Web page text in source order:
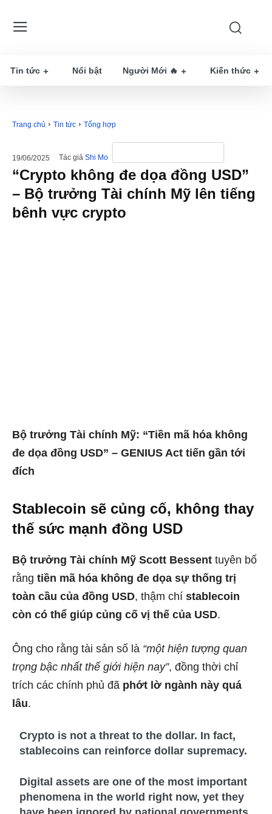
Tin tức Nổi bật Người Mới 🔥 Kiến thức
Trang chủ Tin tức Tổng hợp
19/06/2025 Tác giả Shi Mo
“Crypto không đe dọa đồng USD”
– Bộ trưởng Tài chính Mỹ lên tiếng
bênh vực crypto
Bộ trưởng Tài chính Mỹ: “Tiền mã hóa không
đe dọa đồng USD” – GENIUS Act tiến gần tới
đích
Stablecoin sẽ củng cố, không thay
thế sức mạnh đồng USD
Bộ trưởng Tài chính Mỹ Scott Bessent tuyên bố
rằng tiền mã hóa không đe dọa sự thống trị
toàn cầu của đồng USD, thậm chí stablecoin
còn có thể giúp củng cố vị thế của USD.
Ông cho rằng tài sản số là “một hiện tượng quan
trọng bậc nhất thế giới hiện nay”, đồng thời chỉ
trích các chính phủ đã phớt lờ ngành này quá
lâu.
Crypto is not a threat to the dollar. In fact,
stablecoins can reinforce dollar supremacy.
Digital assets are one of the most important
phenomena in the world right now, yet they